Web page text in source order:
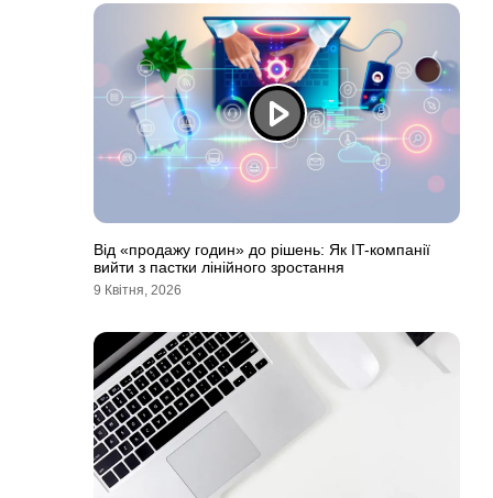
Від «продажу годин» до рішень: Як IT-компанії
вийти з пастки лінійного зростання
9 Квітня, 2026